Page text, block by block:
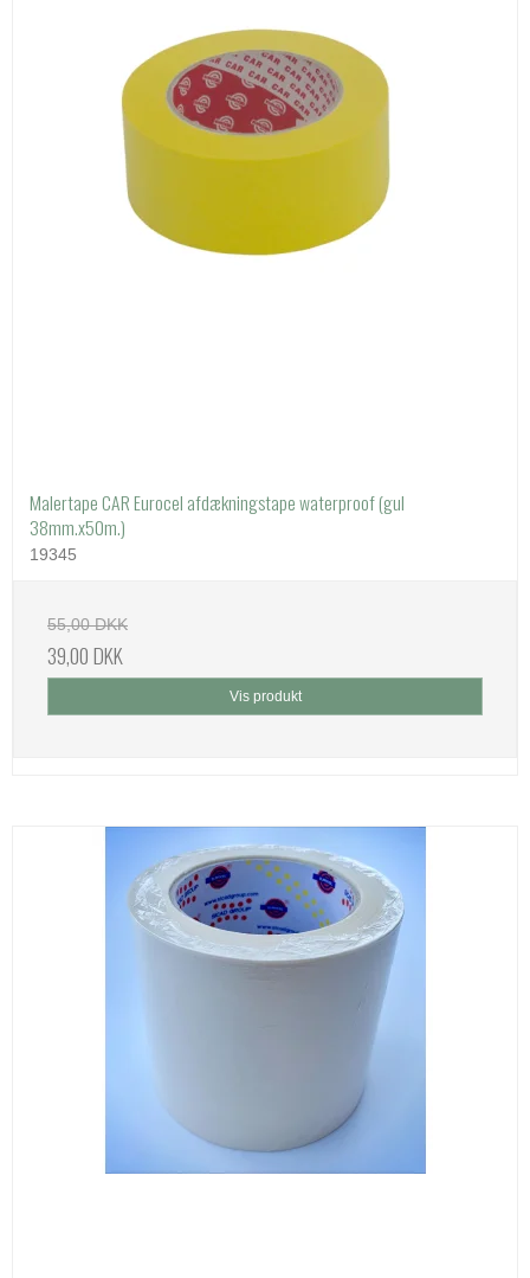
Malertape CAR Eurocel afdækningstape waterproof (gul
38mm.x50m.)
19345
55,00 DKK
39,00 DKK
Vis produkt